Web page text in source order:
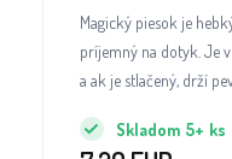
Magický piesok je
príjemný na dotyk. Je
a ak je stlačený, drží
Skladom 5+ ks